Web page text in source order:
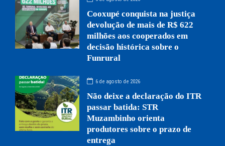
Cooxupé conquista na justiça
devolução de mais de R$ 622
milhões aos cooperados em
decisão histórica sobre o
Funrural
6 de agosto de 2026
Não deixe a declaração do ITR
passar batida: STR
Muzambinho orienta
produtores sobre o prazo de
entrega